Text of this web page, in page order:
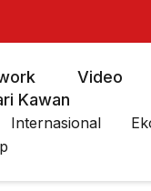
Video
Kawan
Internasional